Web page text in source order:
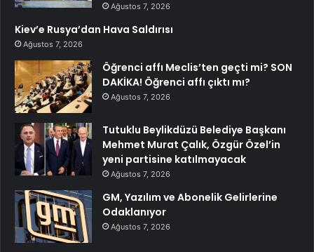
Ağustos 7, 2026
Kiev’e Rusya’dan Hava Saldırısı
Ağustos 7, 2026
Öğrenci affı Meclis’ten geçti mi? SON
DAKİKA! Öğrenci affı çıktı mı?
Ağustos 7, 2026
Tutuklu Beylikdüzü Belediye Başkanı
Mehmet Murat Çalık, Özgür Özel’in
yeni partisine katılmayacak
Ağustos 7, 2026
GM, Yazılım ve Abonelik Gelirlerine
Odaklanıyor
Ağustos 7, 2026